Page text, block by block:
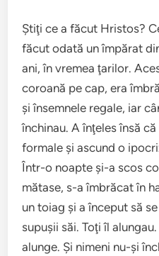
Ştiţi ce a făcut Hristos?
făcut odată un împărat
ani, în vremea ţarilor.
coroană pe cap, era
şi însemnele regale, iar
închinau. A înţeles însă
formale şi ascund o
Într-o noapte şi-a scos
mătase, s-a îmbrăcat în
un toiag şi a început să
supuşii săi. Toţi îl
alunge. Şi nimeni nu-şi